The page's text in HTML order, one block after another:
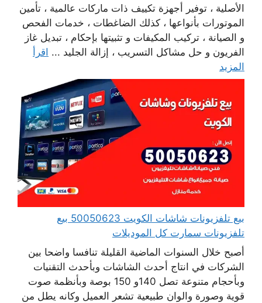
الأصلية ، توفير أجهزة تكييف ذات ماركات عالمية ، تأمين
الموتورات بأنواعها ، كذلك الضاغطات ، خدمات الفحص
و الصيانة ، تركيب المكيفات و تثبيتها بإحكام ، تبديل غاز
الفريون و حل مشاكل التسريب ، إزالة الجليد ... اقرأ
المزيد
بيع تلفزيونات شاشات الكويت 50050623 بيع
تلفزيونات سمارت كل الموديلات
أصبح خلال السنوات الماضية القليلة تنافسا واضحا بين
الشركات في انتاج أحدث الشاشات وبأحدث التقنيات
وبأحجام متنوعة تصل 140و 150 بوصة وبأنظمة صوت
قوية وصورة والوان طبيعية تشعر العميل وكانه يطل من